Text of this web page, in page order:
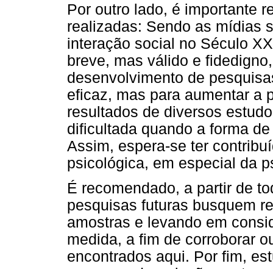
Por outro lado, é importante
realizadas: Sendo as mídias
interação social no Século
breve, mas válido e
desenvolvimento de
eficaz, mas para aumentar a
resultados de diversos
dificultada quando a forma
Assim, espera-se ter
psicológica, em especial da
É recomendado, a partir de
pesquisas futuras busquem
amostras e levando em
medida, a fim de corroborar
encontrados aqui. Por fim,